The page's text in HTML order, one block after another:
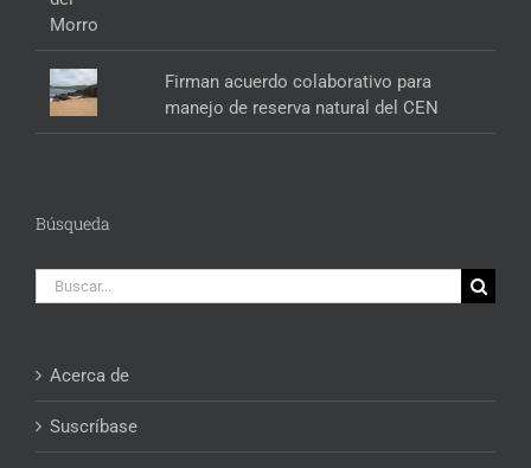
Firman acuerdo colaborativo para
manejo de reserva natural del CEN
Búsqueda
Buscar:
Acerca de
Suscríbase